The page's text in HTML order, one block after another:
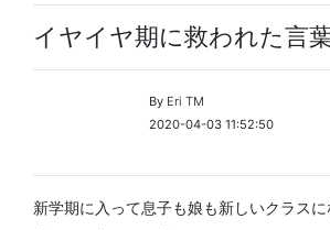
イヤイヤ期に救われた言
By Eri TM
2020-04-03 11:52:50
新学期に入って息子も娘も新しいクラスに